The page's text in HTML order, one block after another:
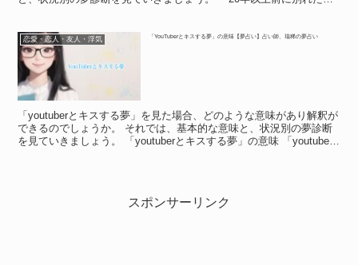
恋愛・恋人・友人・浮気 「YouTuberとキスする夢」の意味【夢占い】占い師、瑞稀の夢占い
「youtuberとキスする夢」を見た場合、どのような意味があり解釈が
できるのでしょうか。 それでは、基本的な意味と、状況別の夢診断
を見ていきましょう。 「youtuberとキスする夢」の意味 「youtuber
スポンサーリンク